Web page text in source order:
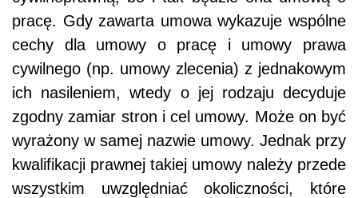
pracę. Gdy zawarta umowa wykazuje wspólne
cechy dla umowy o pracę i umowy prawa
cywilnego (np. umowy zlecenia) z jednakowym
ich nasileniem, wtedy o jej rodzaju decyduje
zgodny zamiar stron i cel umowy. Może on być
wyrażony w samej nazwie umowy. Jednak przy
kwalifikacji prawnej takiej umowy należy przede
wszystkim uwzględniać okoliczności, które